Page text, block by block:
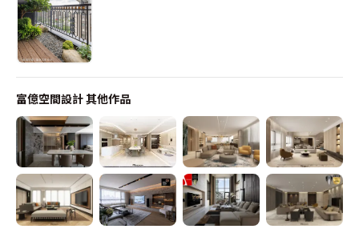
富億空間設計其他作品